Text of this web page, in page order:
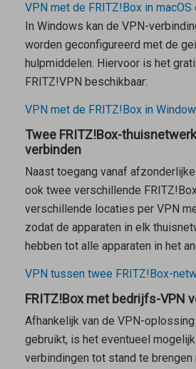
VPN met de FRITZ!Box in macOS
In Windows kan de VPN-
worden geconfigureerd met de
hulpmiddelen. Hiervoor is het
FRITZ!VPN beschikbaar:
VPN met de FRITZ!Box in
Twee FRITZ!Box-
verbinden
Naast toegang vanaf
ook twee verschillende
verschillende locaties per VPN
zodat de apparaten in elk
hebben tot alle apparaten in het
VPN tussen twee FRITZ!Box-
FRITZ!Box met bedrijfs-VPN
Afhankelijk van de VPN-
gebruikt, is het eventueel
verbindingen tot stand te brengen